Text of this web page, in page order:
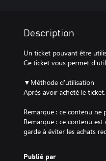
Description
Un ticket pouvant être
Ce ticket vous permet
▼Méthode d'utilisation
Après avoir acheté le
Remarque : ce contenu ne
Remarque : ce contenu est
garde à éviter les achats
Publié par